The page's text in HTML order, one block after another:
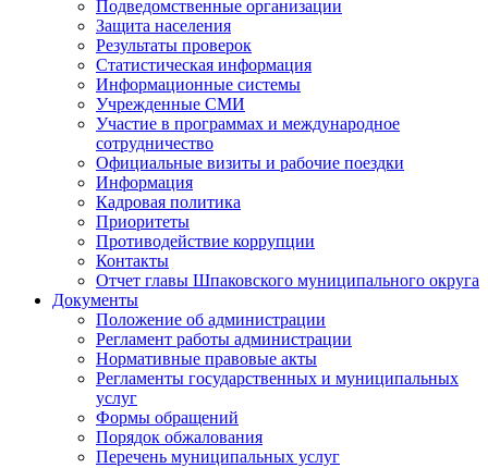
Подведомственные организации
Защита населения
Результаты проверок
Статистическая информация
Информационные системы
Учрежденные СМИ
Участие в программах и международное
сотрудничество
Официальные визиты и рабочие поездки
Информация
Кадровая политика
Приоритеты
Противодействие коррупции
Контакты
Отчет главы Шпаковского муниципального округа
Документы
Положение об администрации
Регламент работы администрации
Нормативные правовые акты
Регламенты государственных и муниципальных
услуг
Формы обращений
Порядок обжалования
Перечень муниципальных услуг